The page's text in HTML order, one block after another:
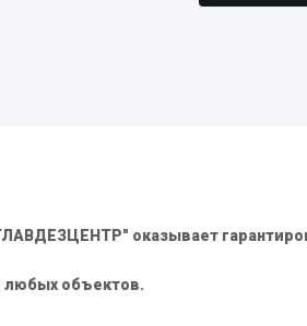
цеха
оказывает
любых объектов.